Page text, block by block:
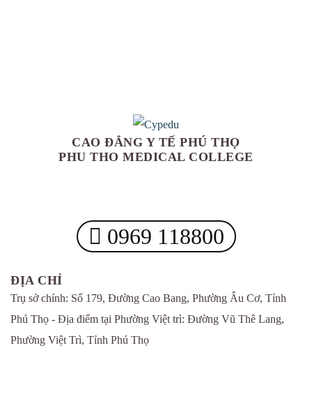
CAO ĐẲNG Y TẾ PHÚ THỌ
PHU THO MEDICAL COLLEGE
0969 118800
ĐỊA CHỈ
Trụ sở chính: Số 179, Đường Cao Bang, Phường Âu Cơ, Tỉnh
Phú Thọ - Địa điểm tại Phường Việt trì: Đường Vũ Thê Lang,
Phường Việt Trì, Tỉnh Phú Thọ